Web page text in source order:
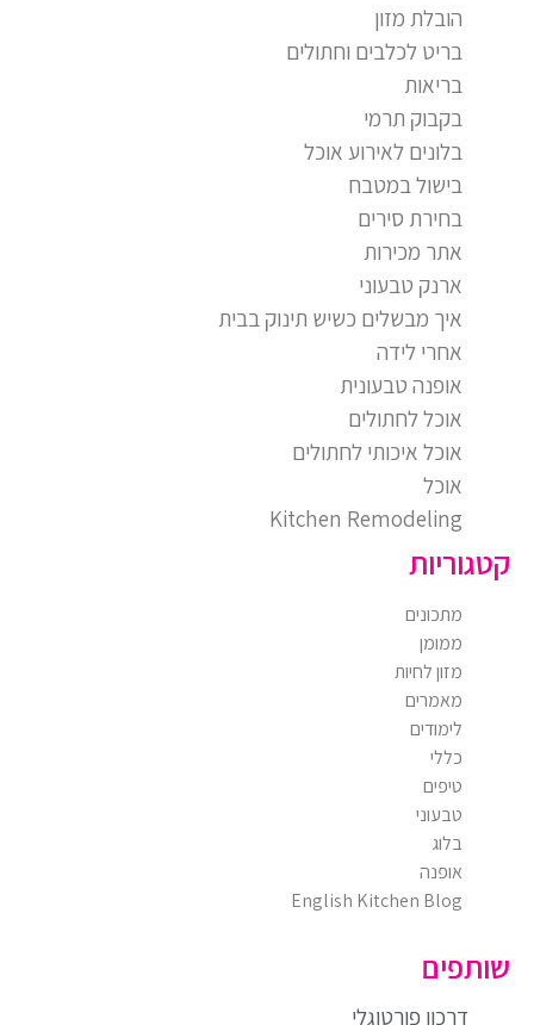
הובלת מזון
בריט לכלבים וחתולים
בריאות
בקבוק תרמי
בלונים לאירוע אוכל
בישול במטבח
בחירת סירים
אתר מכירות
ארנק טבעוני
איך מבשלים כשיש תינוק בבית
אחרי לידה
אופנה טבעונית
אוכל לחתולים
אוכל איכותי לחתולים
אוכל
Kitchen Remodeling
קטגוריות
מתכונים
ממומן
מזון לחיות
מאמרים
לימודים
כללי
טיפים
טבעוני
בלוג
אופנה
English Kitchen Blog
שותפים
דרכון פורטוגלי